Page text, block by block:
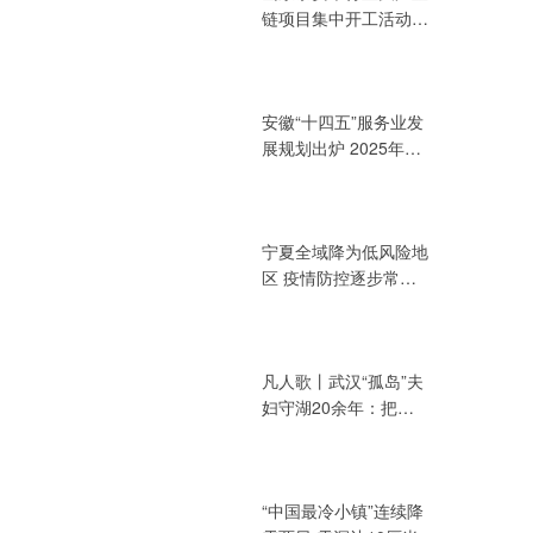
链项目集中开工活动
安徽“十四五”服务业发
展规划出炉 2025年增
宁夏全域降为低风险地
区 疫情防控逐步常态
凡人歌丨武汉“孤岛”夫
妇守湖20余年：把青
“中国最冷小镇”连续降